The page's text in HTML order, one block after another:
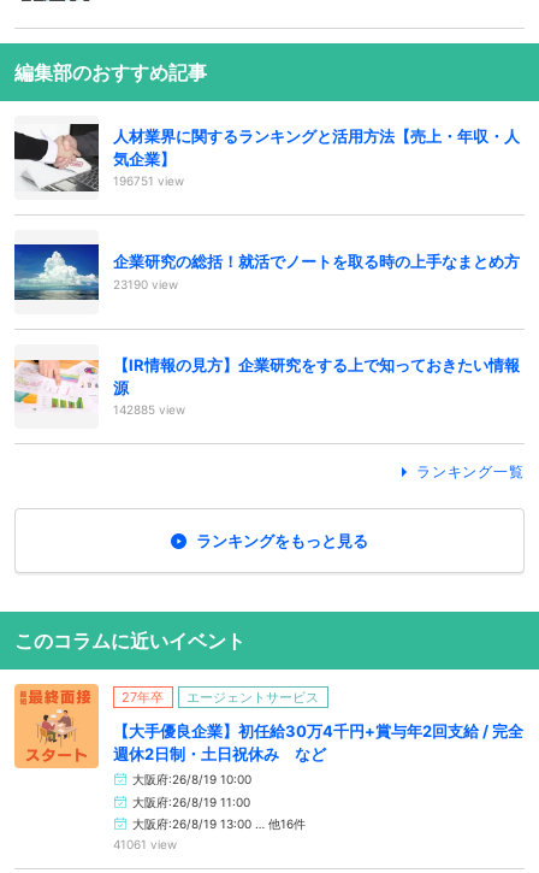
編集部のおすすめ記事
人材業界に関するランキングと活用方法【売上・年収・人
気企業】
196751 view
企業研究の総括！就活でノートを取る時の上手なまとめ方
23190 view
【IR情報の見方】企業研究をする上で知っておきたい情報
源
142885 view
ランキング一覧
ランキングをもっと見る
このコラムに近いイベント
27年卒 エージェントサービス
【大手優良企業】初任給30万4千円+賞与年2回支給 / 完全
週休2日制・土日祝休み など
大阪府:26/8/19 10:00
大阪府:26/8/19 11:00
大阪府:26/8/19 13:00 … 他16件
41061 view